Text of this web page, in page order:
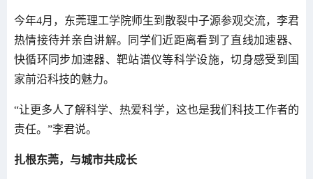
今年4月，东莞理工学院师生到散裂中子源参观交流，李君
热情接待并亲自讲解。同学们近距离看到了直线加速器、
快循环同步加速器、靶站谱仪等科学设施，切身感受到国
家前沿科技的魅力。
“让更多人了解科学、热爱科学，这也是我们科技工作者的
责任。”李君说。
扎根东莞，与城市共成长